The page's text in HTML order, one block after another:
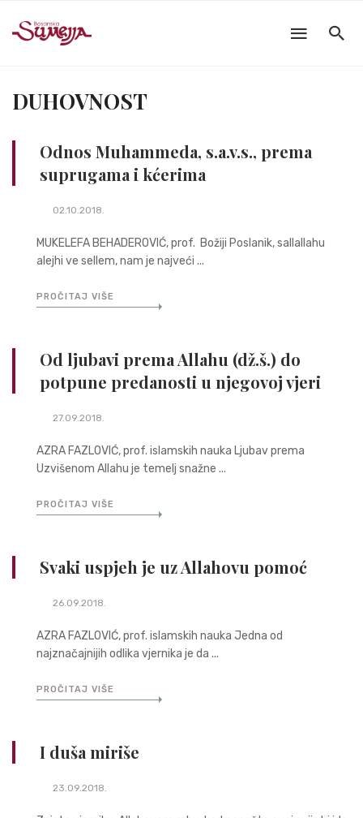
DUHOVNOST
Odnos Muhammeda, s.a.v.s., prema
suprugama i kćerima
02.10.2018.
MUKELEFA BEHADEROVIĆ, prof. Božiji Poslanik, sallallahu
alejhi ve sellem, nam je najveći ...
PROČITAJ VIŠE
Od ljubavi prema Allahu (dž.š.) do
potpune predanosti u njegovoj vjeri
27.09.2018.
AZRA FAZLOVIĆ, prof. islamskih nauka Ljubav prema
Uzvišenom Allahu je temelj snažne ...
PROČITAJ VIŠE
Svaki uspjeh je uz Allahovu pomoć
26.09.2018.
AZRA FAZLOVIĆ, prof. islamskih nauka Jedna od
najznačajnijih odlika vjernika je da ...
PROČITAJ VIŠE
I duša miriše
23.09.2018.